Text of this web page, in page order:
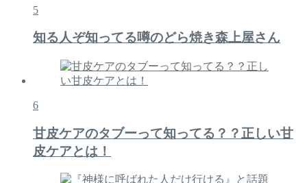
5
知る人ぞ知ってる噂のどら焼き森上屋さん
6
甘皮ケアのタブーって知ってる？？正しい甘
皮ケアとは！